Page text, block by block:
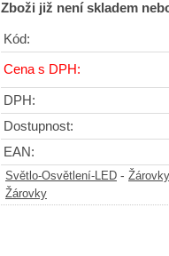
Zboži již není skladem
Kód:
Cena s DPH:
DPH:
Dostupnost:
EAN:
Světlo-Osvětlení-LED -
Žárovky